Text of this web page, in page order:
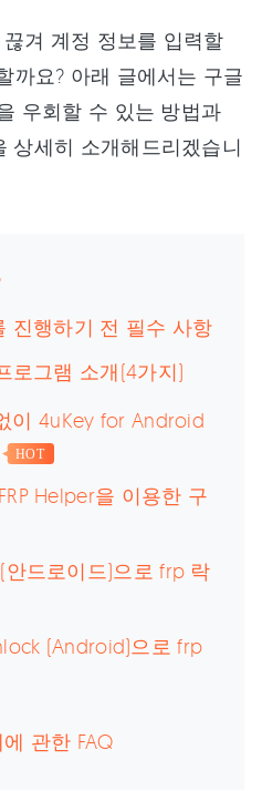
겨 계정 정보를 입력할
까요? 아래 글에서는 구글
우회할 수 있는 방법과
상세히 소개해드리겠습니
진행하기 전 필수 사항
로그램 소개(4가지)
이 4uKey for Android
HOT
Helper을 이용한 구
드로이드)으로 frp 락
(Android)으로 frp
관한 FAQ